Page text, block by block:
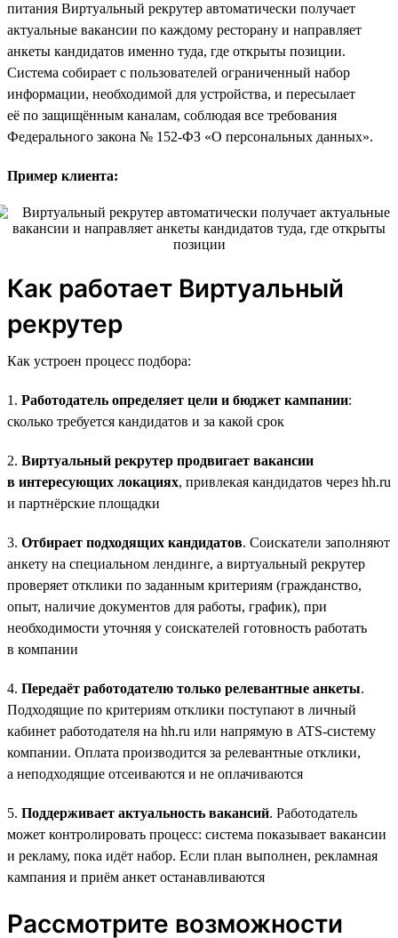
питания Виртуальный рекрутер автоматически получает
актуальные вакансии по каждому ресторану и направляет
анкеты кандидатов именно туда, где открыты позиции.
Система собирает с пользователей ограниченный набор
информации, необходимой для устройства, и пересылает
её по защищённым каналам, соблюдая все требования
Федерального закона № 152-ФЗ «О персональных данных».
Пример клиента:
Как работает Виртуальный
рекрутер
Как устроен процесс подбора:
1. Работодатель определяет цели и бюджет кампании:
сколько требуется кандидатов и за какой срок
2. Виртуальный рекрутер продвигает вакансии
в интересующих локациях, привлекая кандидатов через hh.ru
и партнёрские площадки
3. Отбирает подходящих кандидатов. Соискатели заполняют
анкету на специальном лендинге, а виртуальный рекрутер
проверяет отклики по заданным критериям (гражданство,
опыт, наличие документов для работы, график), при
необходимости уточняя у соискателей готовность работать
в компании
4. Передаёт работодателю только релевантные анкеты.
Подходящие по критериям отклики поступают в личный
кабинет работодателя на hh.ru или напрямую в ATS-систему
компании. Оплата производится за релевантные отклики,
а неподходящие отсеиваются и не оплачиваются
5. Поддерживает актуальность вакансий. Работодатель
может контролировать процесс: система показывает вакансии
и рекламу, пока идёт набор. Если план выполнен, рекламная
кампания и приём анкет останавливаются
Рассмотрите возможности